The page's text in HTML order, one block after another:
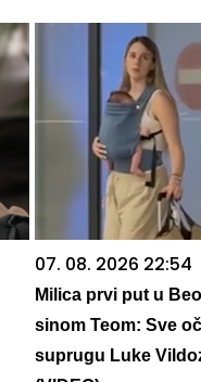
07. 08. 2026 22:54
Milica prvi put u
sinom Teom: Sve
suprugu Luke